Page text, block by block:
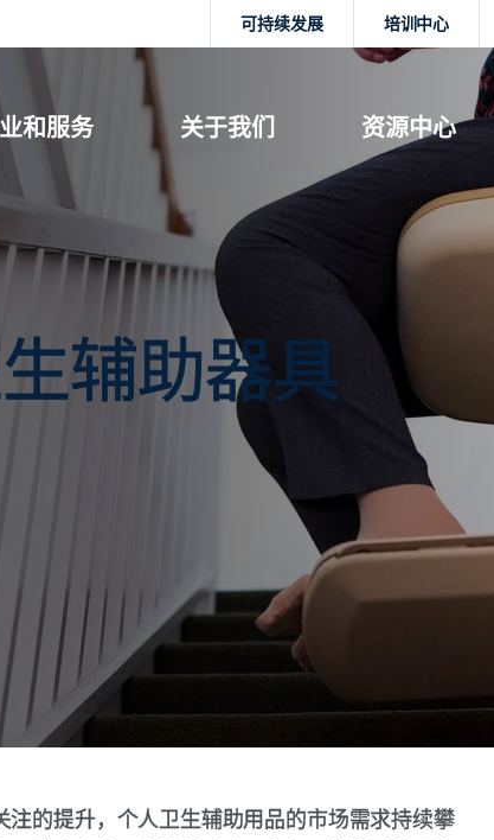
和服务 关于我们 资源中心
可持续发展 培训中心
辅助器具
的提升，个人卫生辅助用品的市场需求持续攀